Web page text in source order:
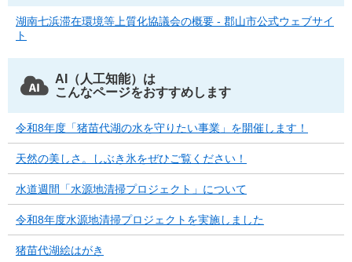
湖南七浜滞在環境等上質化協議会の概要 - 郡山市公式ウェブサイ
ト
AI（人工知能）は
こんなページをおすすめします
令和8年度「猪苗代湖の水を守りたい事業」を開催します！
天然の美しさ。しぶき氷をぜひご覧ください！
水道週間「水源地清掃プロジェクト」について
令和8年度水源地清掃プロジェクトを実施しました
猪苗代湖絵はがき